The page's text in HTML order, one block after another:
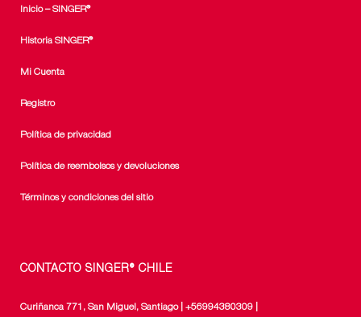
Inicio – SINGER®
Historia SINGER®
Mi Cuenta
Registro
Política de privacidad
Política de reembolsos y devoluciones
Términos y condiciones del sitio
CONTACTO SINGER® CHILE
Curiñanca 771, San Miguel, Santiago | +56994380309 |